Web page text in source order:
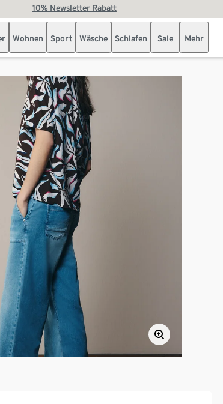
10% Newsletter Rabatt
Wohnen Sport Wäsche Schlafen Sale Mehr